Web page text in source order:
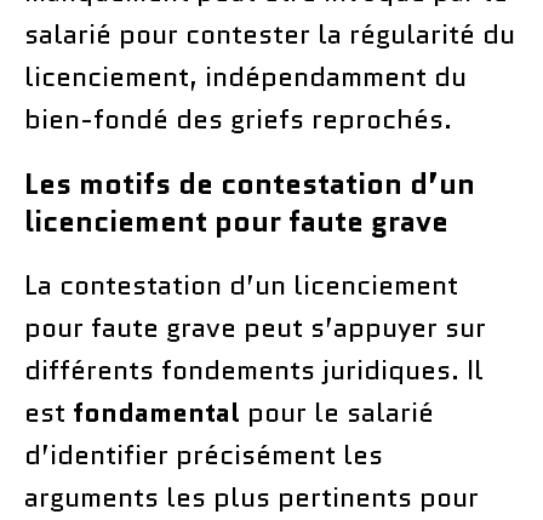
salarié pour contester la régularité du
licenciement, indépendamment du
bien-fondé des griefs reprochés.
Les motifs de contestation d’un
licenciement pour faute grave
La contestation d’un licenciement
pour faute grave peut s’appuyer sur
différents fondements juridiques. Il
est fondamental pour le salarié
d’identifier précisément les
arguments les plus pertinents pour